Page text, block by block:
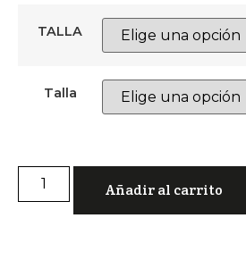
TALLA
Talla
Añadir al carrito